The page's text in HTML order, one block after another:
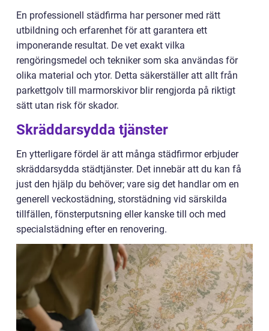
En professionell städfirma har personer med rätt
utbildning och erfarenhet för att garantera ett
imponerande resultat. De vet exakt vilka
rengöringsmedel och tekniker som ska användas för
olika material och ytor. Detta säkerställer att allt från
parkettgolv till marmorskivor blir rengjorda på riktigt
sätt utan risk för skador.
Skräddarsydda tjänster
En ytterligare fördel är att många städfirmor erbjuder
skräddarsydda städtjänster. Det innebär att du kan få
just den hjälp du behöver; vare sig det handlar om en
generell veckostädning, storstädning vid särskilda
tillfällen, fönsterputsning eller kanske till och med
specialstädning efter en renovering.